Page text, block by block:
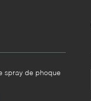
spray de phoque